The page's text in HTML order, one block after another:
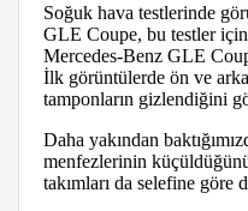
Soğuk hava testlerinde
GLE Coupe, bu testler
Mercedes-Benz GLE
İlk görüntülerde ön ve
tamponların gizlendiğini
Daha yakından
menfezlerinin
takımları da selefine göre